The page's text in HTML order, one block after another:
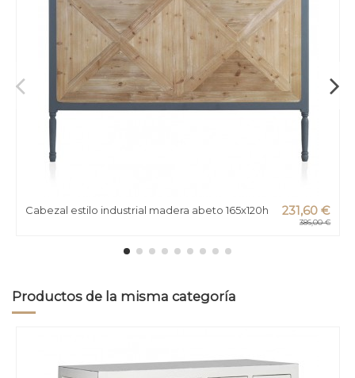
Cabezal estilo industrial madera abeto 165x120h 231,60 €
386,00 €
Productos de la misma categoría